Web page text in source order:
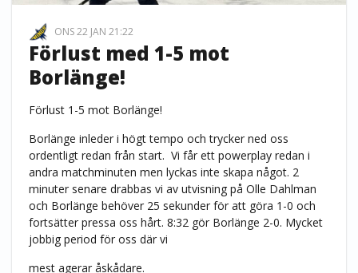
ONS 22 JAN 21:22
Förlust med 1-5 mot
Borlänge!
Förlust 1-5 mot Borlänge!
Borlänge inleder i högt tempo och trycker ned oss
ordentligt redan från start. Vi får ett powerplay redan i
andra matchminuten men lyckas inte skapa något. 2
minuter senare drabbas vi av utvisning på Olle Dahlman
och Borlänge behöver 25 sekunder för att göra 1-0 och
fortsätter pressa oss hårt. 8:32 gör Borlänge 2-0. Mycket
jobbig period för oss där vi
mest agerar åskådare.